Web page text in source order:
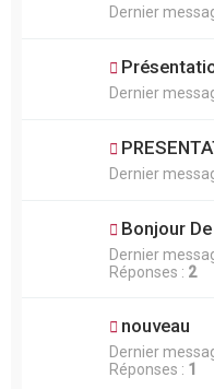
Dernier
Dernier
Dernier
Bonjour
Dernier
Réponses : 2
nouveau
Dernier
Réponses : 1